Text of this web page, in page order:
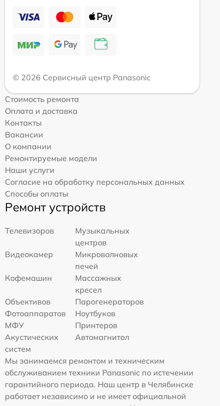
© 2026 Сервисный центр Panasonic
Стоимость ремонта
Оплата и доставка
Контакты
Вакансии
О компании
Ремонтируемые модели
Наши услуги
Согласие на обработку персональных данных
Способы оплаты
Ремонт устройств
Телевизоров
Музыкальных
центров
Видеокамер
Микроволновых
печей
Кофемашин
Массажных
кресел
Объективов
Парогенераторов
Фотоаппаратов
Ноутбуков
МФУ
Принтеров
Акустических
систем
Автомагнитол
Мы занимаемся ремонтом и техническим
обслуживанием техники Panasonic по истечении
гарантийного периода. Наш центр в Челябинске
работает независимо и не имеет официальной